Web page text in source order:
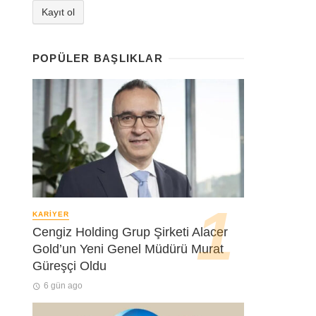
POPÜLER BAŞLIKLAR
KARIYER
Cengiz Holding Grup Şirketi Alacer
Gold’un Yeni Genel Müdürü Murat
Güreşçi Oldu
6 gün ago